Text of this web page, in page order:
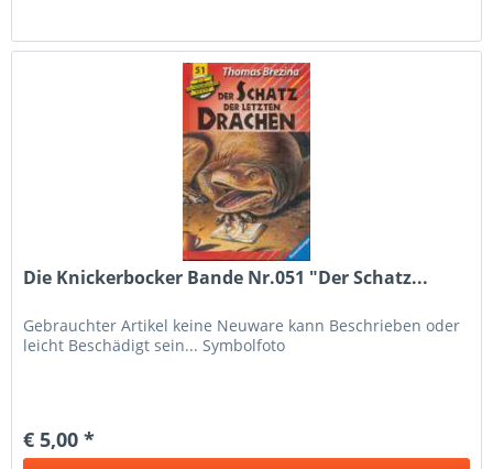
Die Knickerbocker Bande Nr.051 "Der Schatz...
Gebrauchter Artikel keine Neuware kann Beschrieben oder
leicht Beschädigt sein... Symbolfoto
€ 5,00 *